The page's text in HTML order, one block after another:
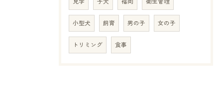
小型犬 飼育 男の子 女の子
トリミング 食事